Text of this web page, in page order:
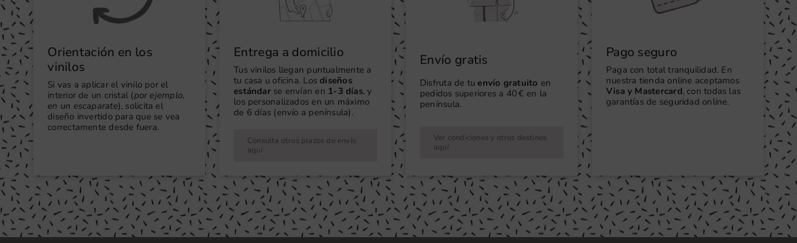
Orientación en los
vinilos
Si vas a aplicar el vinilo por el
interior de un cristal (por ejemplo,
en un escaparate), solicita el
diseño invertido para que se vea
correctamente desde fuera.
Entrega a domicilio
Tus vinilos llegan puntualmente a
tu casa u oficina. Los diseños
estándarse envían en 1-3 días, y
los personalizados en un máximo
de 6 días (envío a península).
Consulta otros plazos de envío
aquí
Envío gratis
Disfruta de tu envío gratuito en
pedidos superiores a 40 € en la
península.
Ver condiciones y otros destinos
aquí
Pago seguro
Paga con total tranquilidad. En
nuestra tienda online aceptamos
Visa y Mastercard, con todas las
garantías de seguridad online.